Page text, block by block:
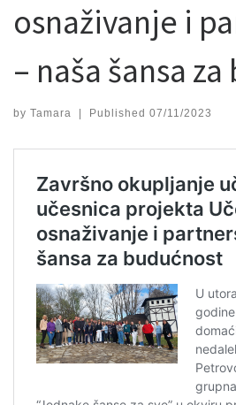
osnaživanje i
– naša šansa
by Tamara Published 07/11/2023